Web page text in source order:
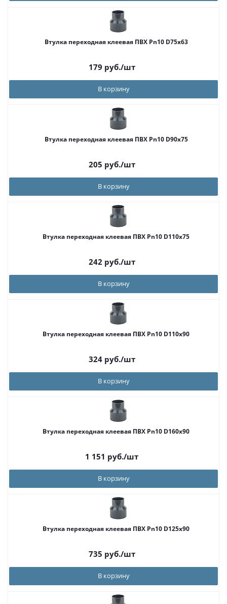
Втулка переходная клеевая ПВХ Pn10 D75x63
179 руб./шт
В корзину
Втулка переходная клеевая ПВХ Pn10 D90x75
205 руб./шт
В корзину
Втулка переходная клеевая ПВХ Pn10 D110х75
242 руб./шт
В корзину
Втулка переходная клеевая ПВХ Pn10 D110x90
324руб./шт
В корзину
Втулка переходная клеевая ПВХ Pn10 D160x90
1 151 руб./шт
В корзину
Втулка переходная клеевая ПВХ Pn10 D125x90
735 руб./шт
В корзину